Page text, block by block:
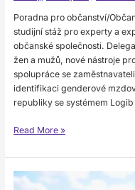
Poradna pro občanství/
studijní stáž pro experty a
občanské společnosti.
žen a mužů, nové nástroje
spolupráce se
identifikaci genderové
republiky se systémem
Read More »
Zákony